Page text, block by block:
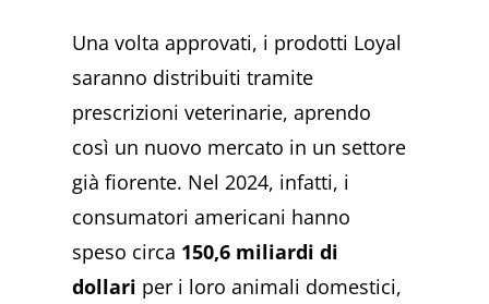
Una volta approvati, i prodotti Loyal
saranno distribuiti tramite
prescrizioni veterinarie, aprendo
così un nuovo mercato in un settore
già fiorente. Nel 2024, infatti, i
consumatori americani hanno
speso circa 150,6 miliardi di
dollari per i loro animali domestici,